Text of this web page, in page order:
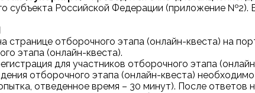
субъекта Российской Федерации (приложение №2).
странице отборочного этапа (онлайн-квеста) на
этапа (онлайн-квеста).
для участников отборочного этапа
отборочного этапа (онлайн-квеста)
отведенное время – 30 минут). После